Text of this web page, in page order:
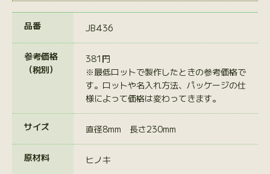
品番 JB436
参考価格
（税別）
381円
※最低ロットで製作したときの参考価格で
す。ロットや名入れ方法、パッケージの仕
様によって価格は変わってきます。
サイズ 直径8mm 長さ230mm
原材料 ヒノキ